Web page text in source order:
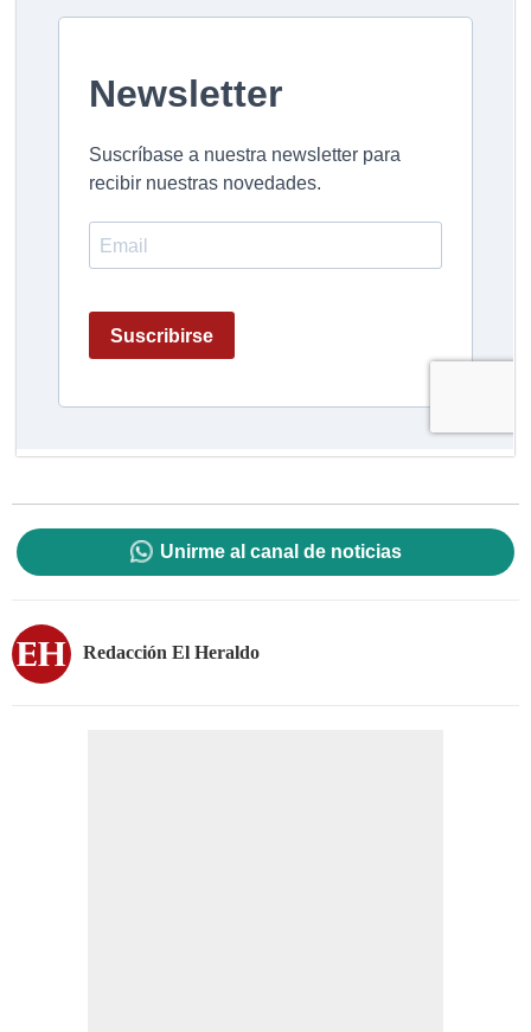
Unirme al canal de noticias
Redacción El Heraldo